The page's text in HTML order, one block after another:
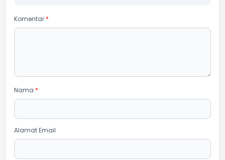
Komentar *
Nama *
Alamat Email